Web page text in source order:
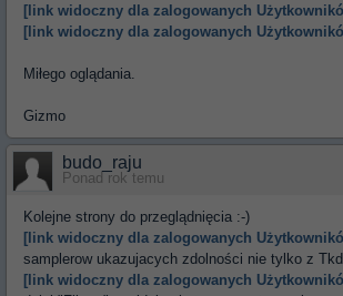
[link widoczny dla zalogowanych
[link widoczny dla zalogowanych
Miłego oglądania.
Gizmo
budo_raju
Ponad rok temu
Kolejne strony do przeglądnięcia :-)
[link widoczny dla zalogowanych
samplerow ukazujacych zdolności nie tylko z Tkd
[link widoczny dla zalogowanych